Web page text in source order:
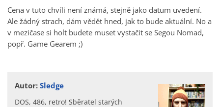
Cena v tuto chvíli není známá, stejně jako datum uvedení.
Ale žádný strach, dám vědět hned, jak to bude aktuální. No a
v mezičase si holt budete muset vystačit se Segou Nomad,
popř. Game Gearem ;)
Autor:Sledge
DOS, 486, retro! Sběratel starých